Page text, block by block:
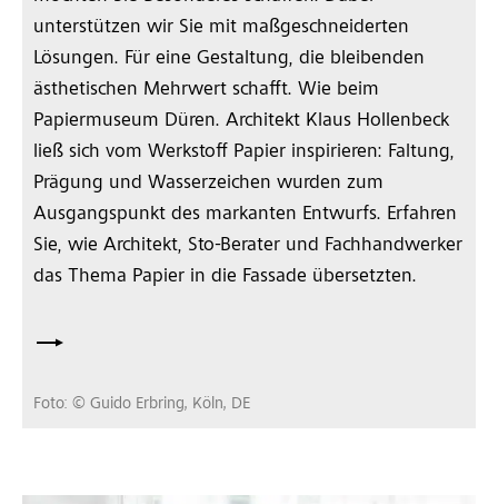
unterstützen wir Sie mit maßgeschneiderten
Lösungen. Für eine Gestaltung, die bleibenden
ästhetischen Mehrwert schafft. Wie beim
Papiermuseum Düren. Architekt Klaus Hollenbeck
ließ sich vom Werkstoff Papier inspirieren: Faltung,
Prägung und Wasserzeichen wurden zum
Ausgangspunkt des markanten Entwurfs. Erfahren
Sie, wie Architekt, Sto-Berater und Fachhandwerker
das Thema Papier in die Fassade übersetzten.
Foto: © Guido Erbring, Köln, DE